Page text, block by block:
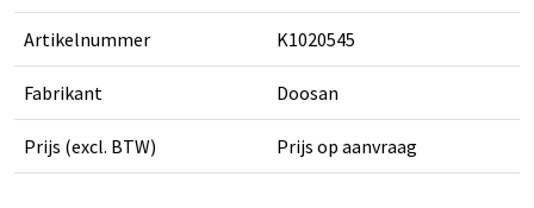
Artikelnummer K1020545
Fabrikant Doosan
Prijs (excl. BTW) Prijs op aanvraag